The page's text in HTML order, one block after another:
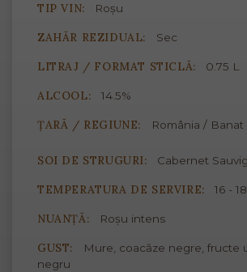
TIP VIN: Roșu
ZAHĂR REZIDUAL: Sec
LITRAJ / FORMAT STICLĂ: 0.75 L
ALCOOL: 14.5%
ȚARĂ / REGIUNE: România / Banat
SOI DE STRUGURI: Cabernet
TEMPERATURA DE SERVIRE: 16 -
NUANȚĂ: Roșu intens
GUST:
Mure, coacăze negre, fructe
negru